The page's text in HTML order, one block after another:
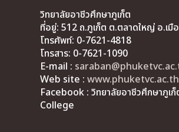
วิทยาลัยอาชีวศึกษาภูเก็ต
ที่อยู่: 512 ถ.ภูเก็ต ต.ตลาดใหญ่ อ.เมื
โทรศัพท์: 0-7621-4818
โทรสาร: 0-7621-1090
E-mail :
Web site :www.phuketvc.ac.th
Facebook : วิทยาลัยอาชีวศึกษาภู
College